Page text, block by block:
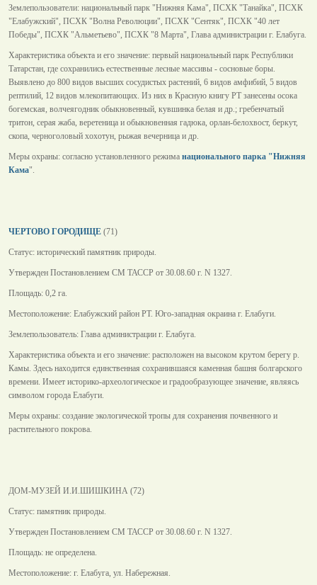
Землепользователи: национальный парк "Нижняя Кама", ПСХК "Танайка", ПСХК
"Елабужский", ПСХК "Волна Революции", ПСХК "Сентяк", ПСХК "40 лет
Победы", ПСХК "Альметьево", ПСХК "8 Марта", Глава администрации г. Елабуга.
Характеристика объекта и его значение: первый национальный парк Республики
Татарстан, где сохранились естественные лесные массивы - сосновые боры.
Выявлено до 800 видов высших сосудистых растений, 6 видов амфибий, 5 видов
рептилий, 12 видов млекопитающих. Из них в Красную книгу РТ занесены осока
богемская, волчеягодник обыкновенный, кувшинка белая и др.; гребенчатый
тритон, серая жаба, веретеница и обыкновенная гадюка, орлан-белохвост, беркут,
скопа, черноголовый хохотун, рыжая вечерница и др.
Меры охраны: согласно установленного режима национального парка "Нижняя
Кама".
ЧЕРТОВО ГОРОДИЩЕ (71)
Статус: исторический памятник природы.
Утвержден Постановлением СМ ТАССР от 30.08.60 г. N 1327.
Площадь: 0,2 га.
Местоположение: Елабужский район РТ. Юго-западная окраина г. Елабуги.
Землепользователь: Глава администрации г. Елабуга.
Характеристика объекта и его значение: расположен на высоком крутом берегу р.
Камы. Здесь находится единственная сохранившаяся каменная башня болгарского
времени. Имеет историко-археологическое и градообразующее значение, являясь
символом города Елабуги.
Меры охраны: создание экологической тропы для сохранения почвенного и
растительного покрова.
ДОМ-МУЗЕЙ И.И.ШИШКИНА (72)
Статус: памятник природы.
Утвержден Постановлением СМ ТАССР от 30.08.60 г. N 1327.
Площадь: не определена.
Местоположение: г. Елабуга, ул. Набережная.